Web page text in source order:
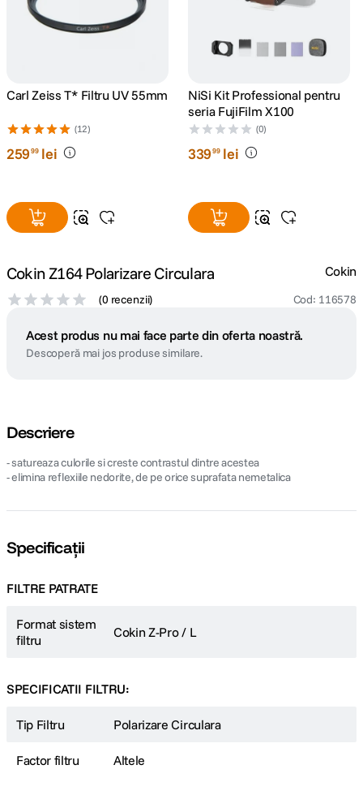
6. lavaliera
9. insta 360
Carl Zeiss T* Filtru UV 55mm
(12)
25999 lei
NiSi Kit Professional pentru
seria FujiFilm X100
(0)
33999 lei
Cokin Z164 Polarizare Circulara
(0 recenzii) Cod: 116578
Cokin
Acest produs nu mai face parte din oferta noastră.
Descoperă mai jos produse similare.
Descriere
- satureaza culorile si creste contrastul dintre acestea
- elimina reflexiile nedorite, de pe orice suprafata nemetalica
Specificații
FILTRE PATRATE
Format sistem
filtru
Cokin Z-Pro / L
SPECIFICATII FILTRU:
Tip Filtru Polarizare Circulara
Factor filtru Altele